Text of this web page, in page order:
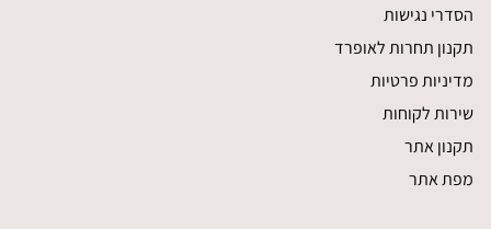
הסדרי נגישות
תקנון תחרות לאופרד
מדיניות פרטיות
שירות לקוחות
תקנון אתר
מפת אתר